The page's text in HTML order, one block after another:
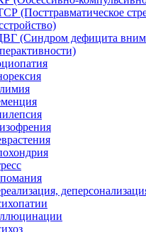
(Посттравматическое
(Синдром дефицита